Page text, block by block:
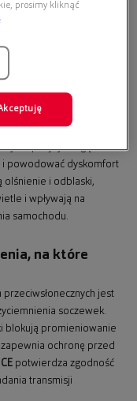
– jak
dodatek, ale przede
UV.
struktury oka –
działaniem
ekspozycji mogą
i powodować dyskomfort
olśnienie i odblaski,
i wpływają na
samochodu.
na które
jest
soczewek.
blokują promieniowanie
ochronę przed
CE potwierdza zgodność
transmisji
prosimy kliknąć